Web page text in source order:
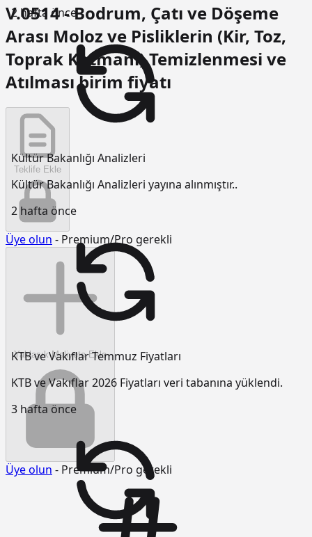
2 hafta önce
Kültür Bakanlığı Analizleri
Kültür Bakanlığı Analizleri yayına alınmıştır..
2 hafta önce
KTB ve Vakıflar Temmuz Fiyatları
KTB ve Vakıflar 2026 Fiyatları veri tabanına yüklendi.
3 hafta önce
V.0514 - Bodrum, Çatı ve Döşeme
Arası Moloz ve Pisliklerin (Kir, Toz,
Toprak Katmanı) Temizlenmesi ve
Atılması birim fiyatı
Teklife Ekle
Üye olun - Premium/Pro gerekli
Yaklaşık Maliyete Ekle
Üye olun - Premium/Pro gerekli